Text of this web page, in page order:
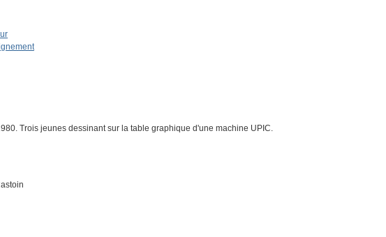
Trois jeunes dessinant sur la table graphique d'une machine UPIC.